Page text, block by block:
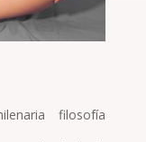
filosofía